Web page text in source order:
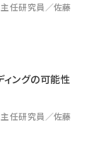
任研究員／佐藤
ィングの可能性
任研究員／佐藤